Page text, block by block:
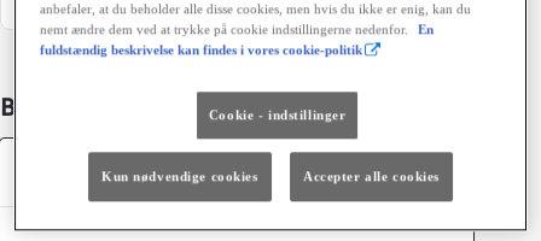
Bildetaljer
Specifikationer
anbefaler, at du beholder alle disse cookies, men hvis du ikke er enig, kan du
nemt ændre dem ved at trykke på cookie indstillingerne nedenfor.
En
fuldstændig beskrivelse kan findes i vores cookie-politik
Cookie - indstillinger
Kun nødvendige cookies Accepter alle cookies